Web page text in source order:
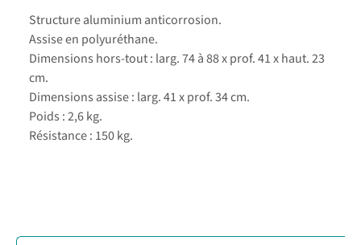
Structure aluminium anticorrosion.
Assise en polyuréthane.
Dimensions hors-tout : larg. 74 à 88 x prof. 41 x haut. 23
cm.
Dimensions assise : larg. 41 x prof. 34 cm.
Poids : 2,6 kg.
Résistance : 150 kg.